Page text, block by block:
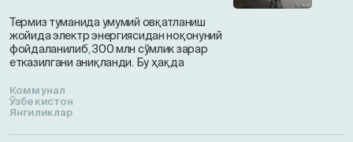
Термиз туманида умумий овқатланиш
жойида электр энергиясидан ноқонуний
фойдаланилиб, 300 млн сўмлик зарар
етказилгани аниқланди. Бу ҳақда
Коммунал
Ўзбекистон
Янгиликлар